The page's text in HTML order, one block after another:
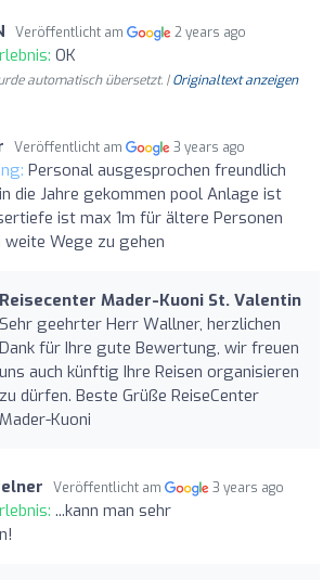
Veröffentlicht am 2 years ago
OK
automatisch übersetzt. |Originaltext anzeigen
Veröffentlicht am 3 years ago
Personal ausgesprochen freundlich
die Jahre gekommen pool Anlage ist
ist max 1m für ältere Personen
Wege zu gehen
Reisecenter Mader-Kuoni St. Valentin
Sehr geehrter Herr Wallner, herzlichen
Dank für Ihre gute Bewertung, wir freuen
uns auch künftig Ihre Reisen organisieren
zu dürfen. Beste Grüße ReiseCenter
Mader-Kuoni
Veröffentlicht am 3 years ago
...kann man sehr